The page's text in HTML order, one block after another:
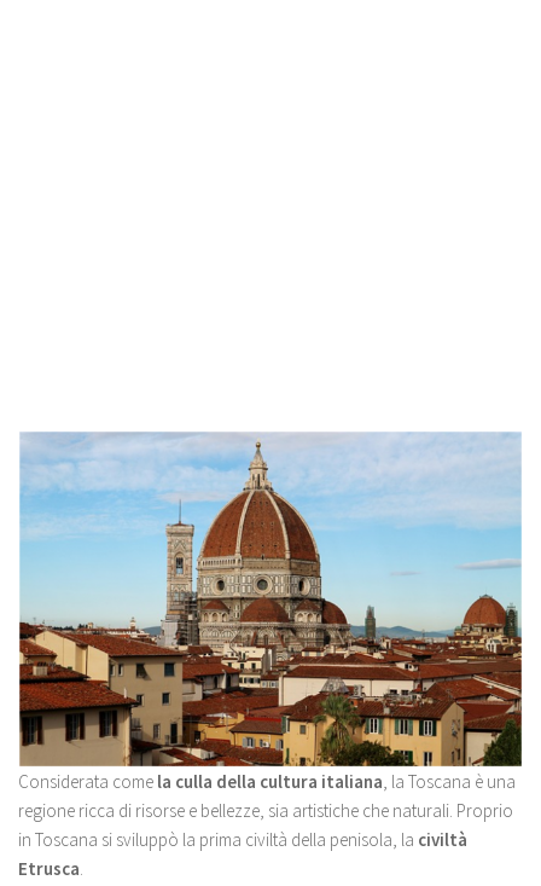
Considerata come la culla della cultura italiana, la Toscana è una
regione ricca di risorse e bellezze, sia artistiche che naturali. Proprio
in Toscana si sviluppò la prima civiltà della penisola, la civiltà
Etrusca.